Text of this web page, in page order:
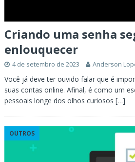
Criando uma senha
enlouquecer
4 de setembro de 2023 Anderson
Você já deve ter ouvido falar que é
suas contas online. Afinal, é como um
pessoais longe dos olhos curiosos[…]
OUTROS